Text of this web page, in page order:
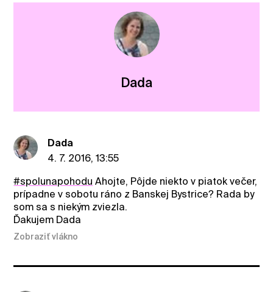
Dada
Dada
4. 7. 2016, 13:55
#spolunapohodu Ahojte, Pôjde niekto v piatok večer,
prípadne v sobotu ráno z Banskej Bystrice? Rada by
som sa s niekým zviezla.
Ďakujem Dada
Zobraziť vlákno